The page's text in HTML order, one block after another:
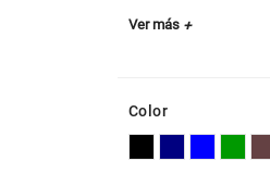
Ver más+
Color